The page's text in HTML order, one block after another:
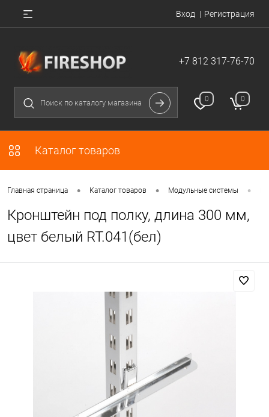
Вход Регистрация
+7 812 317-76-70
0 0
Каталог товаров
Главная страница • Каталог товаров • Модульные системы •
Кронштейн под полку, длина 300 мм,
цвет белый RT.041(бел)